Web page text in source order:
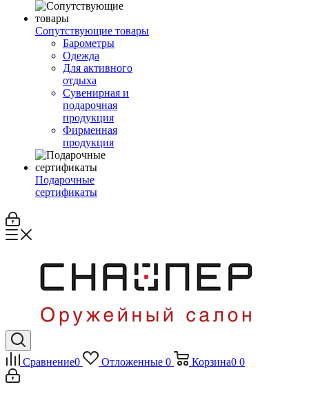
Сопутствующие товары
Барометры
Одежда
Для активного
отдыха
Сувенирная и
подарочная
продукция
Фирменная
продукция
Подарочные
сертификаты
Сравнение0 Отложенные 0 Корзина0 0